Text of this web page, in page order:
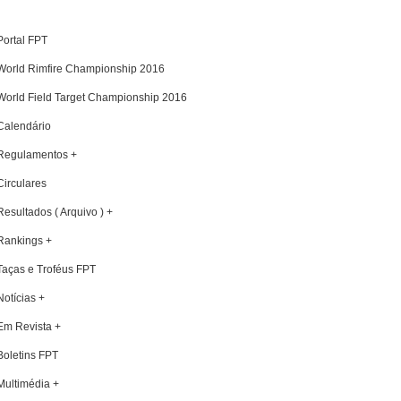
FPT
Rimfire Championship 2016
Field Target Championship 2016
+
( Arquivo ) +
+
e Troféus FPT
+
Revista +
FPT
+